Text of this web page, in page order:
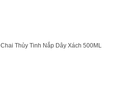
Chai Thủy Tinh Nắp Dây Xách 500ML